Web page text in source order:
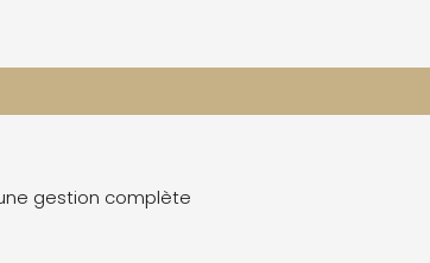
gestion complète